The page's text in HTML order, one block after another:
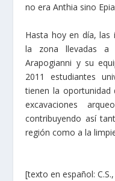
no era Anthia sino
Hasta hoy en día, las
la zona llevadas a
Arapogianni y su
2011 estudiantes
tienen la oportunidad
excavaciones
contribuyendo así
región como a la
[texto en español: